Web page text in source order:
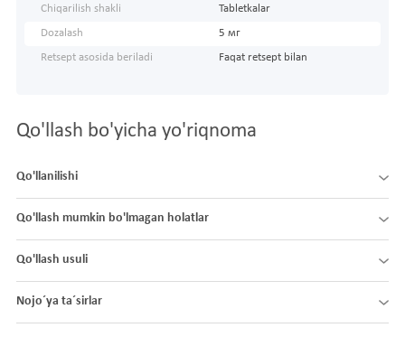
Chiqarilish shakli Tabletkalar
Dozalash 5 мг
Retsept asosida beriladi Faqat retsept bilan
Qo'llash bo'yicha yo'riqnoma
Qo'llanilishi
Qo'llash mumkin bo'lmagan holatlar
Qo'llash usuli
Nojo´ya ta´sirlar